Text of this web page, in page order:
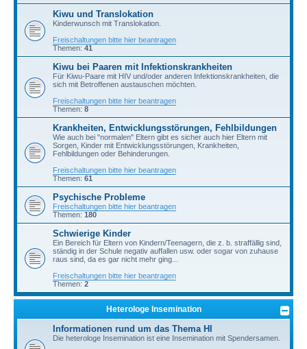
Kiwu und Translokation
Kinderwunsch mit Translokation.
Freischaltungen bitte hier beantragen
Themen: 41
Kiwu bei Paaren mit Infektionskrankheiten
Für Kiwu-Paare mit HIV und/oder anderen Infektionskrankheiten, die
sich mit Betroffenen austauschen möchten.
Freischaltungen bitte hier beantragen
Themen: 8
Krankheiten, Entwicklungsstörungen, Fehlbildungen
Wie auch bei "normalen" Eltern gibt es sicher auch hier Eltern mit
Sorgen, Kinder mit Entwicklungsstörungen, Krankheiten,
Fehlbildungen oder Behinderungen.
Freischaltungen bitte hier beantragen
Themen: 61
Psychische Probleme
Freischaltungen bitte hier beantragen
Themen: 180
Schwierige Kinder
Ein Bereich für Eltern von Kindern/Teenagern, die z. b. straffällig sind,
ständig in der Schule negativ auffallen usw. oder sogar von zuhause
raus sind, da es gar nicht mehr ging...
Freischaltungen bitte hier beantragen
Themen: 2
Heterologe Insemination
Informationen rund um das Thema HI
Die heterologe Insemination ist eine Insemination mit Spendersamen.